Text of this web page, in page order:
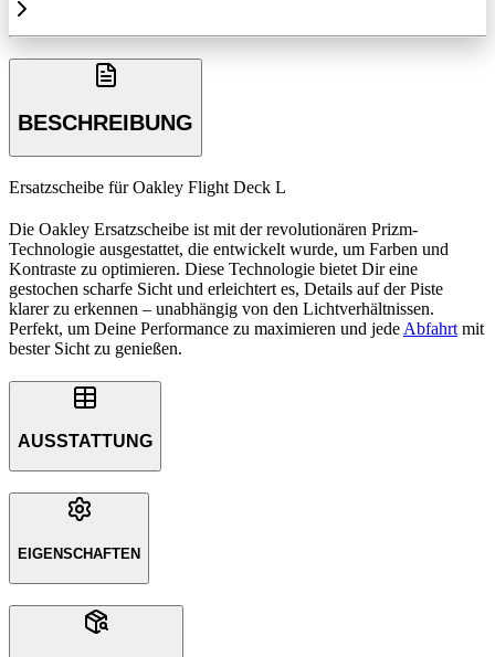
BESCHREIBUNG
Ersatzscheibe für Oakley Flight Deck L
Die Oakley Ersatzscheibe ist mit der revolutionären Prizm-
Technologie ausgestattet, die entwickelt wurde, um Farben und
Kontraste zu optimieren. Diese Technologie bietet Dir eine
gestochen scharfe Sicht und erleichtert es, Details auf der Piste
klarer zu erkennen – unabhängig von den Lichtverhältnissen.
Perfekt, um Deine Performance zu maximieren und jede Abfahrt mit
bester Sicht zu genießen.
AUSSTATTUNG
EIGENSCHAFTEN